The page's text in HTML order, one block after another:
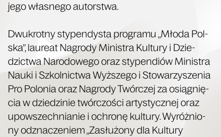
jego wła­sne­go autorstwa.
Dwu­krot­ny sty­pen­dy­sta pro­gra­mu „Mło­da Pol­
ska”, lau­re­at Nagro­dy Mini­stra Kul­tu­ry i Dzie­
dzic­twa Naro­do­we­go oraz sty­pen­diów Mini­stra
Nauki i Szkol­nic­twa Wyż­sze­go i Sto­wa­rzy­sze­nia
Pro Polo­nia oraz Nagro­dy Twór­czej za osią­gnię­
cia w dzie­dzi­nie twór­czo­ści arty­stycz­nej oraz
upo­wszech­nia­nie i ochro­nę kul­tu­ry. Wyróż­nio­
ny odzna­cze­niem „Zasłu­żo­ny dla Kul­tu­ry